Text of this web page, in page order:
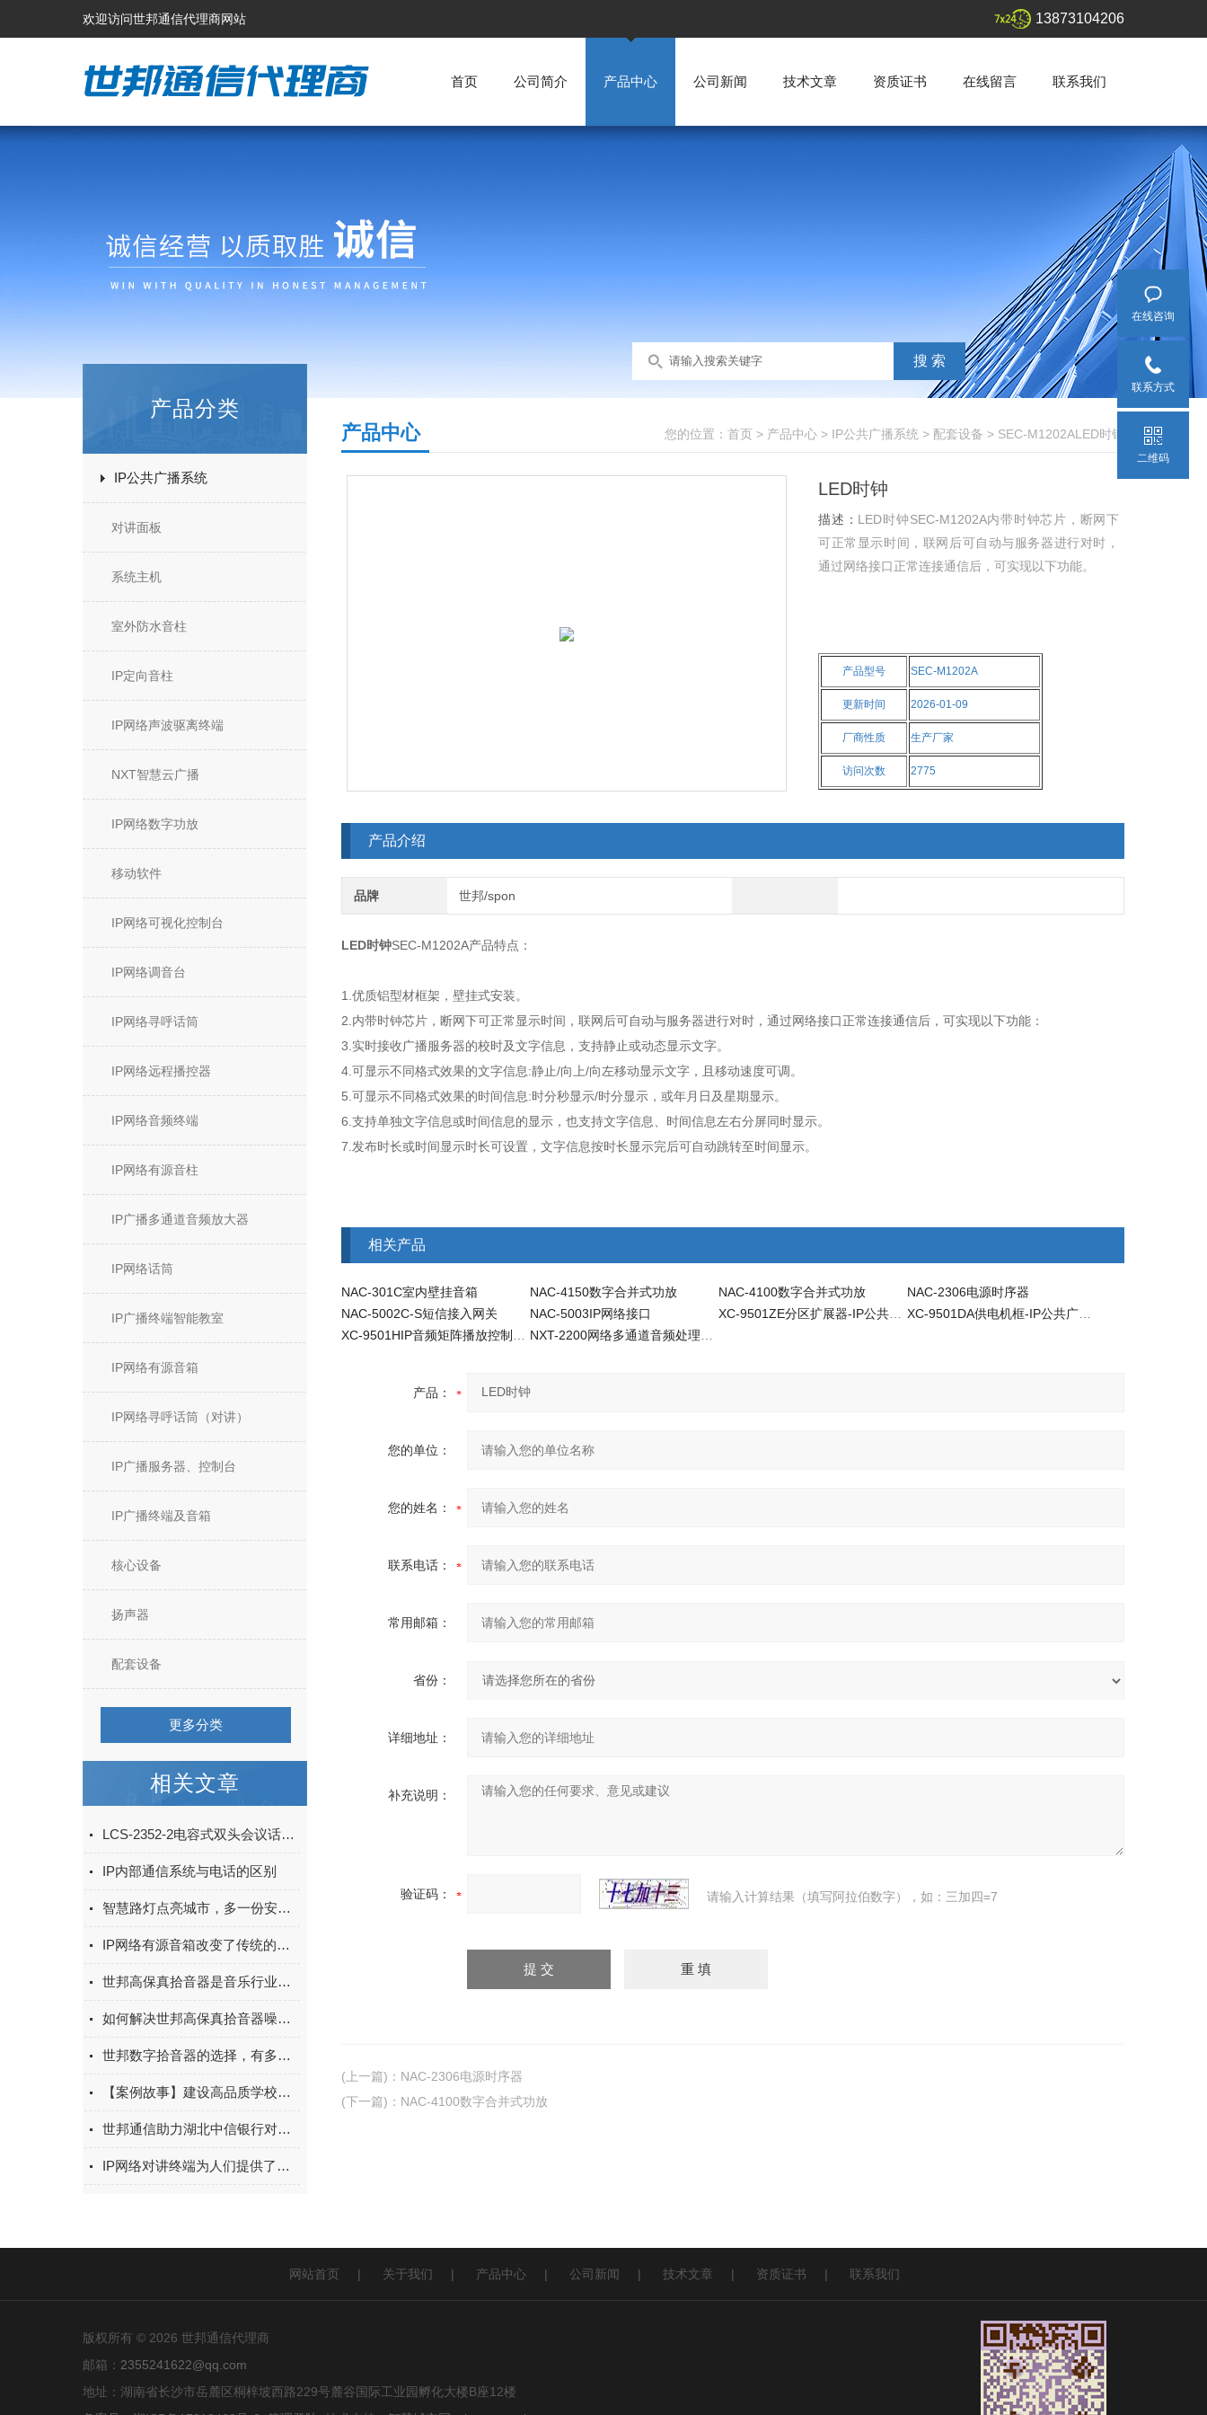
欢迎访问世邦通信代理商网站 13873104206
首页 公司简介 产品中心 公司新闻 技术文章 资质证书 在线留言 联系我们
产品分类
IP公共广播系统
对讲面板
系统主机
室外防水音柱
IP定向音柱
IP网络声波驱离终端
NXT智慧云广播
IP网络数字功放
移动软件
IP网络可视化控制台
IP网络调音台
IP网络寻呼话筒
IP网络远程播控器
IP网络音频终端
IP网络有源音柱
IP广播多通道音频放大器
IP网络话筒
IP广播终端智能教室
IP网络有源音箱
IP网络寻呼话筒（对讲）
IP广播服务器、控制台
IP广播终端及音箱
核心设备
扬声器
配套设备
更多分类
相关文章
LCS-2352-2电容式双头会议话筒：会场清晰拾音音频配套设备
IP内部通信系统与电话的区别
智慧路灯点亮城市，多一份安全多一份保障
IP网络有源音箱改变了传统的音频传输方式
世邦高保真拾音器是音乐行业中不可少的设备
如何解决世邦高保真拾音器噪声过大的问题？
世邦数字拾音器的选择，有多复杂？
【案例故事】建设高品质学校，世邦为湖里中学打造优质校园广播系统
世邦通信助力湖北中信银行对讲项目建设
IP网络对讲终端为人们提供了一种全新的通信方式
您的位置： 首页 > 产品中心 > IP公共广播系统 > 配套设备 > SEC-M1202ALED时钟
产品中心
LED时钟
描述： LED时钟SEC-M1202A内带时钟芯片，断网下
可正常显示时间，联网后可自动与服务器进行对时，
通过网络接口正常连接通信后，可实现以下功能。
产品型号 SEC-M1202A
更新时间 2026-01-09
厂商性质 生产厂家
访问次数 2775
产品介绍
品牌 世邦/spon
LED时钟SEC-M1202A产品特点：
1.优质铝型材框架，壁挂式安装。
2.内带时钟芯片，断网下可正常显示时间，联网后可自动与服务器进行对时，通过网络接口正常连接通信后，可实现以下功能：
3.实时接收广播服务器的校时及文字信息，支持静止或动态显示文字。
4.可显示不同格式效果的文字信息:静止/向上/向左移动显示文字，且移动速度可调。
5.可显示不同格式效果的时间信息:时分秒显示/时分显示，或年月日及星期显示。
6.支持单独文字信息或时间信息的显示，也支持文字信息、时间信息左右分屏同时显示。
7.发布时长或时间显示时长可设置，文字信息按时长显示完后可自动跳转至时间显示。
相关产品
NAC-301C室内壁挂音箱 NAC-4150数字合并式功放 NAC-4100数字合并式功放
NAC-2306电源时序器
NAC-5002C-S短信接入网关
NAC-5003IP网络接口
产品：
您的单位：
您的姓名：
联系电话：
常用邮箱：
省份：
详细地址：
补充说明：
验证码： 请输入计算结果（填写阿拉伯数字），如：三加四=7
(上一篇) ： NAC-2306电源时序器
(下一篇) ： NAC-4100数字合并式功放
网站首页 | 关于我们 | 产品中心 | 公司新闻 | 技术文章 | 资质证书 | 联系我们
版权所有 © 2026 世邦通信代理商
邮箱： 2355241622@qq.com
地址：湖南省长沙市岳麓区桐梓坡西路229号麓谷国际工业园孵化大楼B座12楼
在线咨询
联系方式
二维码